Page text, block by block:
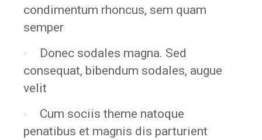
condimentum rhoncus, sem quam
semper
Donec sodales magna. Sed
consequat, bibendum sodales, augue
velit
Cum sociis theme natoque
penatibus et magnis dis parturient